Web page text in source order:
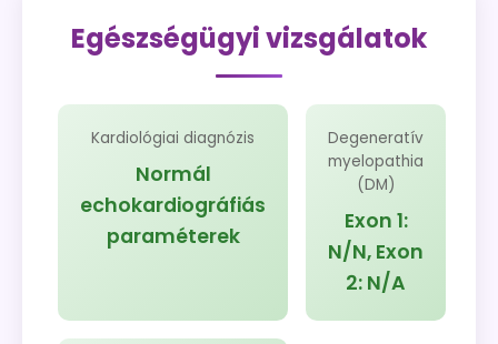
Egészségügyi vizsgálatok
Kardiológiai diagnózis
Normál
echokardiográfiás
paraméterek
Degeneratív
myelopathia
(DM)
Exon 1:
N/N, Exon
2: N/A